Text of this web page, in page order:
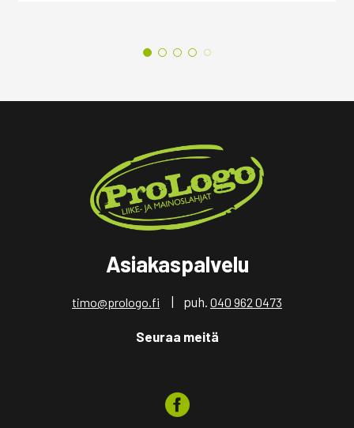
Asiakaspalvelu
timo@prologo.fi | puh. 040 962 0473
Seuraa meitä